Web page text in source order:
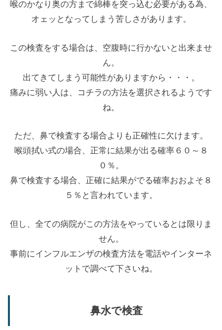
喉のかなり奥の方まで綿棒を突っ込む必要がある為、
オェッとなってしまう苦しさがあります。
この検査をする場合は、空腹時に行かないと出来ませ
ん。
出てきてしまう可能性がありますから・・・。
痛みに弱い人は、コチラの方法を選択されるようです
ね。
ただ、鼻で検査する場合よりも正確性に欠けます。
喉頭拭い式の場合、正常に結果が出る確率６０～８
０％。
鼻で検査する場合、正確に結果がでる確率おおよそ８
５％と言われています。
但し、全ての病院がこの方法をやっているとは限りま
せん。
事前にインフルエンザの検査方法を電話やインターネ
ットで調べて下さいね。
鼻水で検査